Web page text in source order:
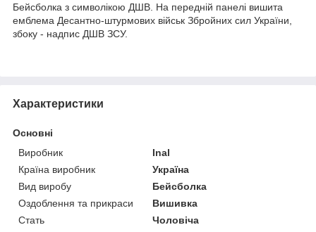
Бейсболка з символікою ДШВ. На передній панелі вишита
емблема Десантно-штурмових військ Збройних сил України,
збоку - надпис ДШВ ЗСУ.
Характеристики
Основні
Виробник
Inal
Країна виробник
Україна
Вид виробу
Бейсболка
Оздоблення та прикраси
Вишивка
Стать
Чоловіча